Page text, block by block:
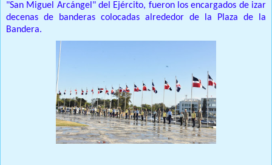
"San Miguel Arcángel" del Ejército, fueron los encargados de izar
decenas de banderas colocadas alrededor de la Plaza de la
Bandera.